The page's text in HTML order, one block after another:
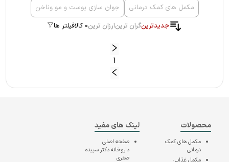
مکمل های کمک درمانی
جوان سازی پوست و مو وناخن
جدیدترینگران ترینارزان ترین0 کالا فیلتر ها
1
محصولات
مکمل های کمک
درمانی
مکمل غذایی
لینک های مفید
صفحه اصلی
داروخانه دکتر سپیده
صفری